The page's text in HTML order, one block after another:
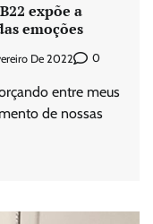
expõe a
emoções
De 2022 0
entre meus
de nossas